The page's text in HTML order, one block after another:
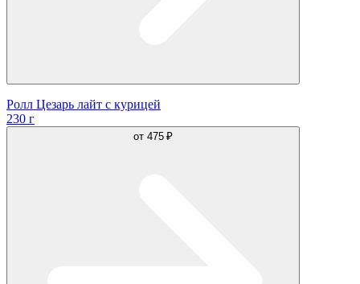
Ролл Цезарь лайт с курицей
230 г
от 475 ₽